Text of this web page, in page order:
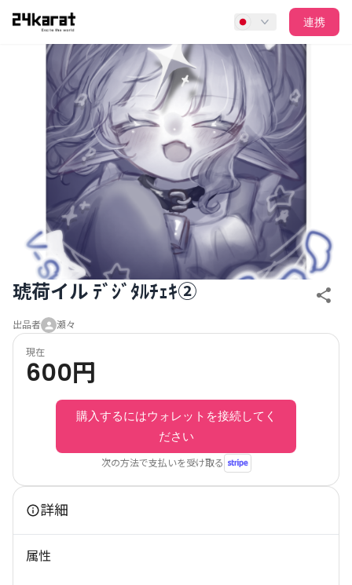
琥荷イル ﾃﾞｼﾞﾀﾙﾁｪｷ②
連携
琥荷イル ﾃﾞｼﾞﾀﾙﾁｪｷ②
出品者 瀬々
現在
600円
購入するにはウォレットを接続してく
ださい
次の方法で支払いを受け取る
詳細
属性